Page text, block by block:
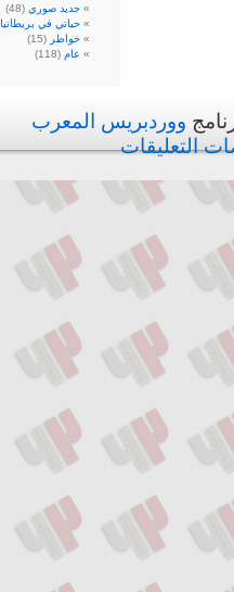
جديد صوري (48)
حياتي في بريطانيا
خواطر (15)
عام (118)
ووردبريس المعرب
التعليقات